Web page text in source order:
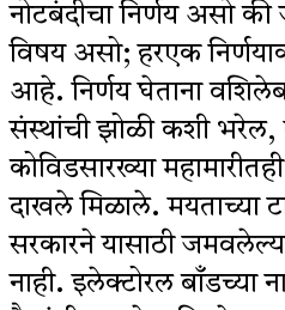
नोटबंदीचा निर्णय असो
विषय असो; हरएक
आहे. निर्णय घेताना
संस्थांची झोळी कशी भरेल,
कोविडसारख्या
दाखले मिळाले. मयताच्या
सरकारने यासाठी
नाही. इलेक्टोरल बाँडच्या